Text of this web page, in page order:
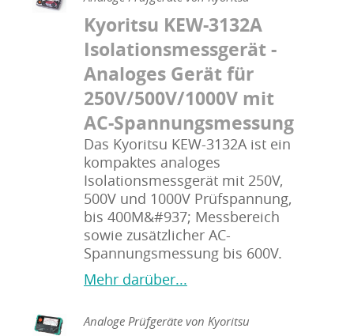
Kyoritsu KEW-3132A
Isolationsmessgerät -
Analoges Gerät für
250V/500V/1000V mit
AC-Spannungsmessung
Das Kyoritsu KEW-3132A ist ein
kompaktes analoges
Isolationsmessgerät mit 250V,
500V und 1000V Prüfspannung,
bis 400M&#937; Messbereich
sowie zusätzlicher AC-
Spannungsmessung bis 600V.
Mehr darüber...
Analoge Prüfgeräte von Kyoritsu